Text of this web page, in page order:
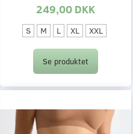
249,00 DKK
S M L XL XXL
Se produktet